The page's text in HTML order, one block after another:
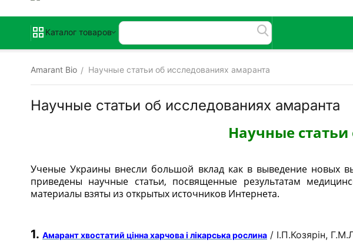
Каталог товаров
Amarant Bio / Научные статьи об исследованиях амаранта
Научные статьи об исследованиях амаранта
Научные
Ученые Украины внесли большой вклад как в выведение новых
приведены научные статьи, посвященные результатам
материалы взяты из открытых источников Интернета.
1. Амарант хвостатий цінна харчова і лікарська рослина / І.П.Козярін,